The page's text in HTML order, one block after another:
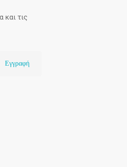
και τις
Εγγραφή